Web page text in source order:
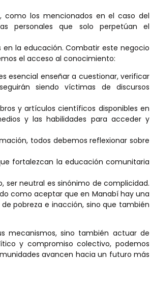
los mencionados en el caso del
personales que solo perpetúan el
la educación. Combatir este negocio
el acceso al conocimiento:
esencial enseñar a cuestionar, verificar
siendo víctimas de discursos
y artículos científicos disponibles en
y las habilidades para acceder y
todos debemos reflexionar sobre
fortalezcan la educación comunitaria
ser neutral es sinónimo de complicidad.
como aceptar que en Manabí hay una
pobreza e inacción, sino que también
mecanismos, sino también actuar de
y compromiso colectivo, podemos
avancen hacia un futuro más